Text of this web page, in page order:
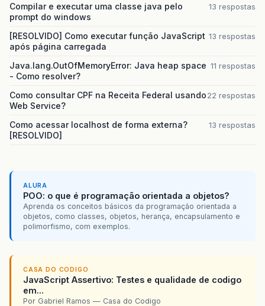
Compilar e executar uma classe java pelo
prompt do windows
13 respostas
[RESOLVIDO] Como executar função JavaScript
após página carregada
13 respostas
Java.lang.OutOfMemoryError: Java heap space
- Como resolver?
11 respostas
Como consultar CPF na Receita Federal usando
Web Service?
22 respostas
Como acessar localhost de forma externa?
[RESOLVIDO]
13 respostas
ALURA
POO: o que é programação orientada a objetos?
Aprenda os conceitos básicos da programação orientada a
objetos, como classes, objetos, herança, encapsulamento e
polimorfismo, com exemplos.
CASA DO CODIGO
JavaScript Assertivo: Testes e qualidade de codigo
em...
Por Gabriel Ramos — Casa do Codigo